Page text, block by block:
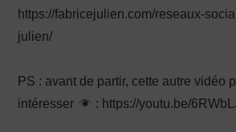
https://fabricejulien.com/reseaux-
julien/
PS : avant de partir, cette autre vidéo
intéresser
: https://youtu.be/